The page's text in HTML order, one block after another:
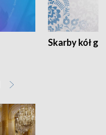
Skarby kół